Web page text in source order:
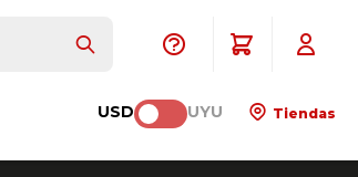
USD UYU Tiendas